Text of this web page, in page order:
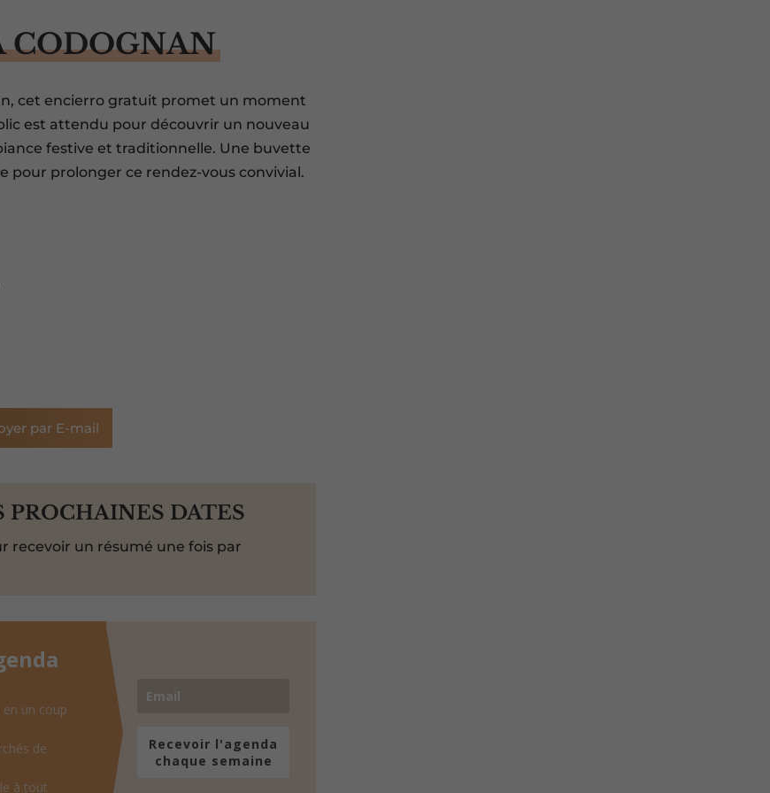
CODOGNAN
cet encierro gratuit promet un moment
est attendu pour découvrir un nouveau
festive et traditionnelle. Une buvette
pour prolonger ce rendez-vous convivial.
par E-mail
PROCHAINES DATES
recevoir un résumé une fois par
un coup
de
à tout
Recevoir l'agenda
chaque semaine